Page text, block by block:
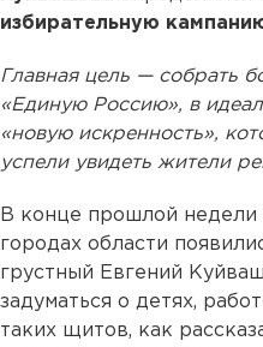
избирательную
Главная цель — собрать
«Единую Россию», в
«новую искренность»,
успели увидеть жители
В конце прошлой недели
городах области
грустный Евгений
задуматься о детях,
таких щитов, как